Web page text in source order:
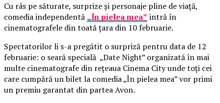
Cu râs pe săturate, surprize și personaje pline de viață,
comedia independentă „În pielea mea” intră în
cinematografele din toată țara din 10 februarie.
Spectatorilor li s-a pregătit o surpriză pentru data de 12
februarie: o seară specială „Date Night” organizată în mai
multe cinematografe din rețeaua Cinema City unde toți cei
care cumpără un bilet la comedia „În pielea mea” vor primi
un premiu garantat din partea Avon.